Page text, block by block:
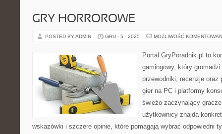
GRY HORROROWE
POSTED BY ADMIN GRU - 5 - 2025 MOŻLIWOŚĆ
Portal GryPoradnik.pl to
gamingowy, który
przewodniki, recenzje oraz
gier na PC i platformy
świeżo zaczynający
użytkownicy znajdą
wskazówki i szczere opinie, które pomagają wybrać odpowiedni